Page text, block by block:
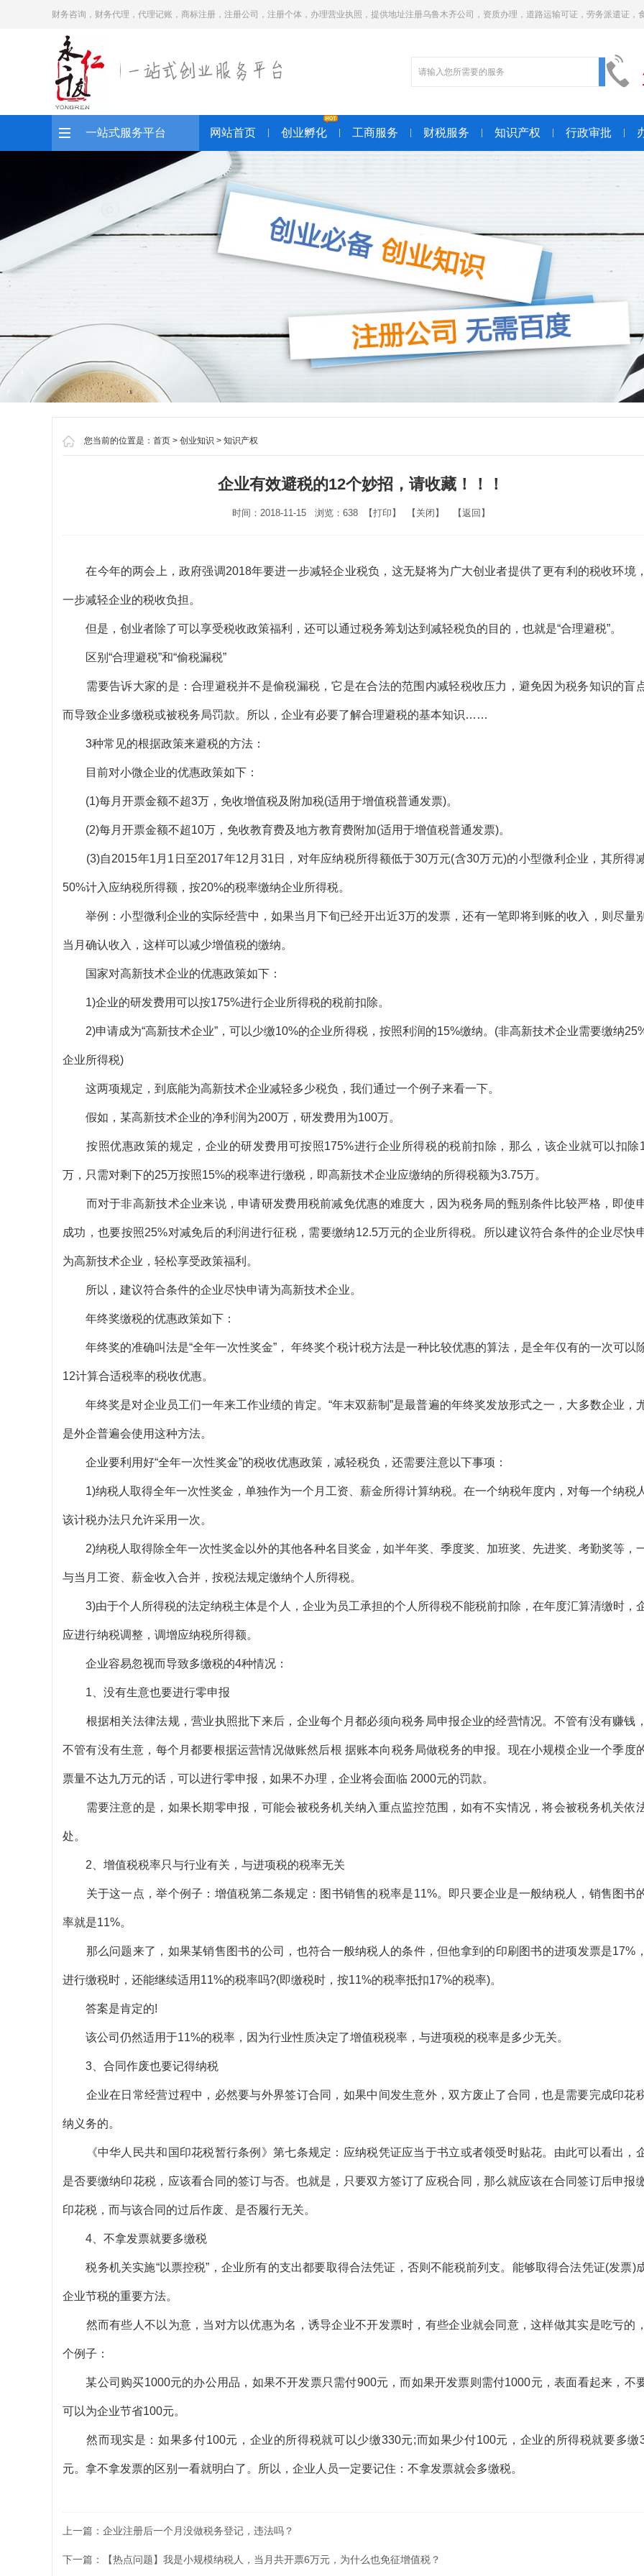
财务咨询，财务代理，代理记账，商标注册，注册公司，注册个体，办理营业执照，提供地址注册乌鲁木齐公司，资质办理，道路运输可证，劳务派遣证，
一站式服务平台 网站首页 创业孵化 工商服务 财税服务 知识产权 行政审批
您当前的位置是： 首页 > 创业知识 > 知识产权
企业有效避税的12个妙招，请收藏！！！
时间：2018-11-15 浏览：638 【打印 】 【 关闭 】 【返回 】
在今年的两会上，政府强调2018年要进一步减轻企业税负，这无疑将为广大创业者提供了更有利的税收环境
一步减轻企业的税收负担。
但是，创业者除了可以享受税收政策福利，还可以通过税务筹划达到减轻税负的目的，也就是“合理避税”。
区别“合理避税”和“偷税漏税”
需要告诉大家的是：合理避税并不是偷税漏税，它是在合法的范围内减轻税收压力，避免因为税务知识的盲
而导致企业多缴税或被税务局罚款。所以，企业有必要了解合理避税的基本知识……
3种常见的根据政策来避税的方法：
目前对小微企业的优惠政策如下：
(1)每月开票金额不超3万，免收增值税及附加税(适用于增值税普通发票)。
(2)每月开票金额不超10万，免收教育费及地方教育费附加(适用于增值税普通发票)。
(3)自2015年1月1日至2017年12月31日，对年应纳税所得额低于30万元(含30万元)的小型微利企业，其所得
50%计入应纳税所得额，按20%的税率缴纳企业所得税。
举例：小型微利企业的实际经营中，如果当月下旬已经开出近3万的发票，还有一笔即将到账的收入，则尽量
当月确认收入，这样可以减少增值税的缴纳。
国家对高新技术企业的优惠政策如下：
1)企业的研发费用可以按175%进行企业所得税的税前扣除。
2)申请成为“高新技术企业”，可以少缴10%的企业所得税，按照利润的15%缴纳。(非高新技术企业需要缴纳
企业所得税)
这两项规定，到底能为高新技术企业减轻多少税负，我们通过一个例子来看一下。
假如，某高新技术企业的净利润为200万，研发费用为100万。
按照优惠政策的规定，企业的研发费用可按照175%进行企业所得税的税前扣除，那么，该企业就可以扣除
万，只需对剩下的25万按照15%的税率进行缴税，即高新技术企业应缴纳的所得税额为3.75万。
而对于非高新技术企业来说，申请研发费用税前减免优惠的难度大，因为税务局的甄别条件比较严格，即使
成功，也要按照25%对减免后的利润进行征税，需要缴纳12.5万元的企业所得税。所以建议符合条件的企业尽快
为高新技术企业，轻松享受政策福利。
所以，建议符合条件的企业尽快申请为高新技术企业。
年终奖缴税的优惠政策如下：
年终奖的准确叫法是“全年一次性奖金”， 年终奖个税计税方法是一种比较优惠的算法，是全年仅有的一次可以
12计算合适税率的税收优惠。
年终奖是对企业员工们一年来工作业绩的肯定。“年末双薪制”是最普遍的年终奖发放形式之一，大多数企业，
是外企普遍会使用这种方法。
企业要利用好“全年一次性奖金”的税收优惠政策，减轻税负，还需要注意以下事项：
1)纳税人取得全年一次性奖金，单独作为一个月工资、薪金所得计算纳税。在一个纳税年度内，对每一个纳税
该计税办法只允许采用一次。
2)纳税人取得除全年一次性奖金以外的其他各种名目奖金，如半年奖、季度奖、加班奖、先进奖、考勤奖等，
与当月工资、薪金收入合并，按税法规定缴纳个人所得税。
3)由于个人所得税的法定纳税主体是个人，企业为员工承担的个人所得税不能税前扣除，在年度汇算清缴时，
应进行纳税调整，调增应纳税所得额。
企业容易忽视而导致多缴税的4种情况：
1、没有生意也要进行零申报
根据相关法律法规，营业执照批下来后，企业每个月都必须向税务局申报企业的经营情况。不管有没有赚钱
不管有没有生意，每个月都要根据运营情况做账然后根 据账本向税务局做税务的申报。现在小规模企业一个季度
票量不达九万元的话，可以进行零申报，如果不办理，企业将会面临 2000元的罚款。
需要注意的是，如果长期零申报，可能会被税务机关纳入重点监控范围，如有不实情况，将会被税务机关依
处。
2、增值税税率只与行业有关，与进项税的税率无关
关于这一点，举个例子：增值税第二条规定：图书销售的税率是11%。即只要企业是一般纳税人，销售图书
率就是11%。
那么问题来了，如果某销售图书的公司，也符合一般纳税人的条件，但他拿到的印刷图书的进项发票是17%
进行缴税时，还能继续适用11%的税率吗?(即缴税时，按11%的税率抵扣17%的税率)。
答案是肯定的!
该公司仍然适用于11%的税率，因为行业性质决定了增值税税率，与进项税的税率是多少无关。
3、合同作废也要记得纳税
企业在日常经营过程中，必然要与外界签订合同，如果中间发生意外，双方废止了合同，也是需要完成印花
纳义务的。
《中华人民共和国印花税暂行条例》第七条规定：应纳税凭证应当于书立或者领受时贴花。由此可以看出，
是否要缴纳印花税，应该看合同的签订与否。也就是，只要双方签订了应税合同，那么就应该在合同签订后申报
印花税，而与该合同的过后作废、是否履行无关。
4、不拿发票就要多缴税
税务机关实施“以票控税”，企业所有的支出都要取得合法凭证，否则不能税前列支。能够取得合法凭证(发票)
企业节税的重要方法。
然而有些人不以为意，当对方以优惠为名，诱导企业不开发票时，有些企业就会同意，这样做其实是吃亏的
个例子：
某公司购买1000元的办公用品，如果不开发票只需付900元，而如果开发票则需付1000元，表面看起来，不
可以为企业节省100元。
然而现实是：如果多付100元，企业的所得税就可以少缴330元;而如果少付100元，企业的所得税就要多缴
元。拿不拿发票的区别一看就明白了。所以，企业人员一定要记住：不拿发票就会多缴税。
上一篇： 企业注册后一个月没做税务登记，违法吗？
下一篇： 【热点问题】我是小规模纳税人，当月共开票6万元，为什么也免征增值税？